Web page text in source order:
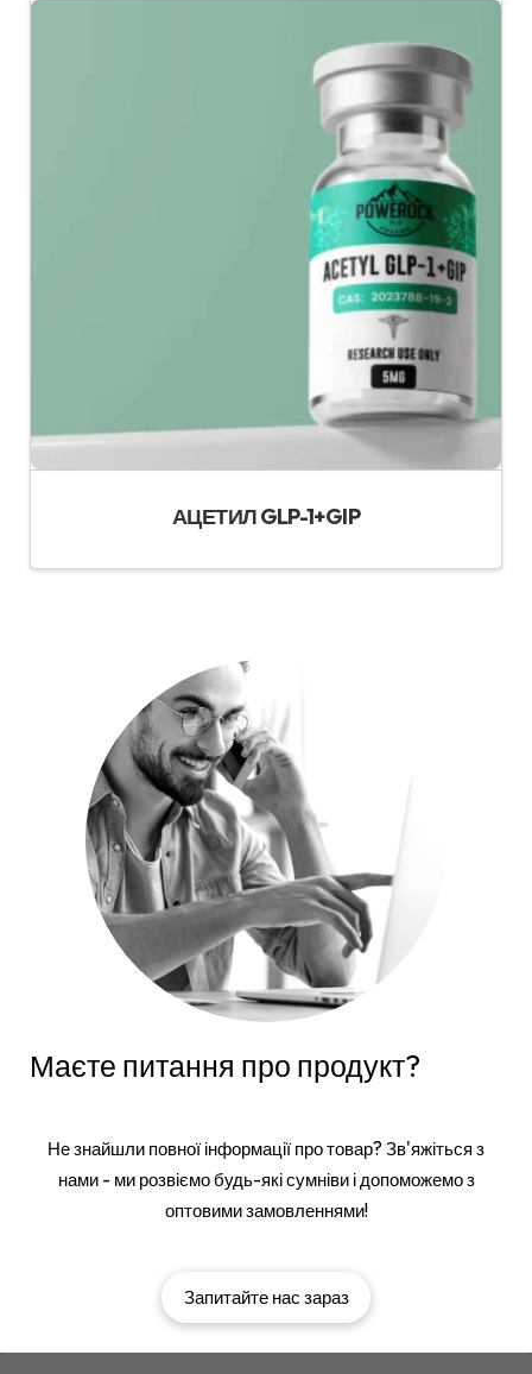
АЦЕТИЛ GLP-1+GIP
Маєте питання про продукт?
Не знайшли повної інформації про товар? Зв'яжіться з
нами - ми розвіємо будь-які сумніви і допоможемо з
оптовими замовленнями!
Запитайте нас зараз